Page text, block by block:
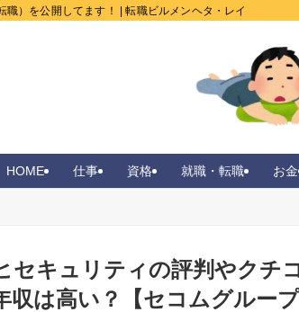
職）を公開してます！ | 転職ビルメンヘタ・レイ
HOME 仕事 資格 就職・転職 お金
セキュリティの評判やクチ
収は高い？【セコムグループ